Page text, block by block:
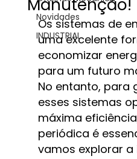
Novidades
INDUSTRIAL
Manutenção!
Os sistemas de
uma excelente
economizar
para um futuro
No entanto, para
esses sistemas
máxima
periódica é
vamos explorar